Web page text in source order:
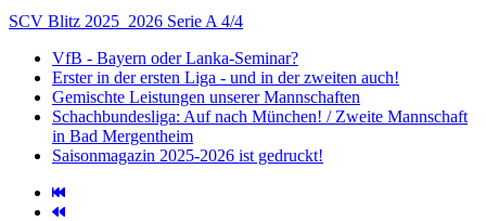
SCV Blitz 2025_2026 Serie A 4/4
VfB - Bayern oder Lanka-Seminar?
Erster in der ersten Liga - und in der zweiten auch!
Gemischte Leistungen unserer Mannschaften
Schachbundesliga: Auf nach München! / Zweite Mannschaft
in Bad Mergentheim
Saisonmagazin 2025-2026 ist gedruckt!